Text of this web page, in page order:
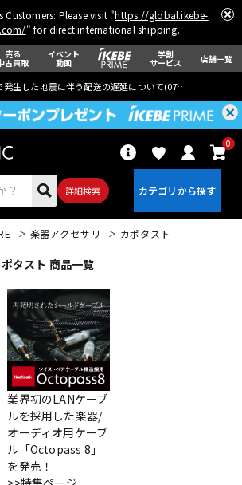
Customers: Please visit "https://global.ikebe-
" for direct international shipping.
売る
古買取
イベント
動画
学割
サービス 店舗一覧
発生した地震に伴う配送の遅延について(07月29日
詳細検索
0
楽器アクセサリ カポタスト
タスト 商品一覧
業界初のLANケーブ
ルを採用した楽器/
オーディオ用ケーブ
ル「Octopass 8」
を発売！